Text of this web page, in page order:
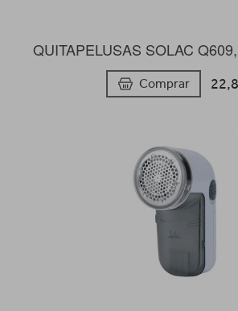
QUITAPELUSAS SOLAC
Comprar